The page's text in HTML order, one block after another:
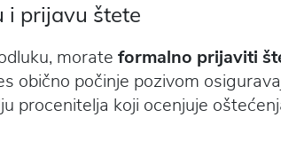
i prijavu štete
morate formalno prijaviti
obično počinje pozivom
procenitelja koji ocenjuje